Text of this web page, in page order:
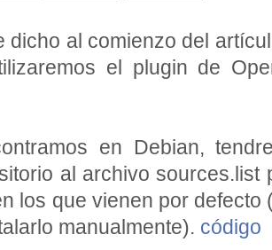
dicho al comienzo del
el plugin de
en Debian,
al archivo sources.list
los que vienen por defecto
manualmente). código